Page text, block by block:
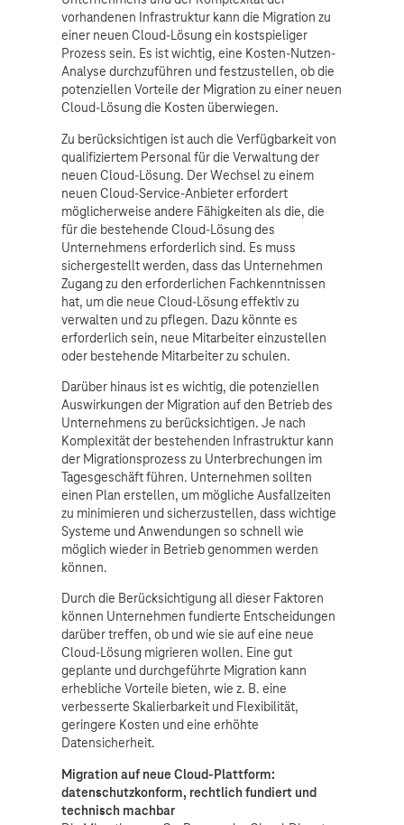
vorhandenen Infrastruktur kann die Migration zu
einer neuen Cloud-Lösung ein kostspieliger
Prozess sein. Es ist wichtig, eine Kosten-Nutzen-
Analyse durchzuführen und festzustellen, ob die
potenziellen Vorteile der Migration zu einer neuen
Cloud-Lösung die Kosten überwiegen.
Zu berücksichtigen ist auch die Verfügbarkeit von
qualifiziertem Personal für die Verwaltung der
neuen Cloud-Lösung. Der Wechsel zu einem
neuen Cloud-Service-Anbieter erfordert
möglicherweise andere Fähigkeiten als die, die
für die bestehende Cloud-Lösung des
Unternehmens erforderlich sind. Es muss
sichergestellt werden, dass das Unternehmen
Zugang zu den erforderlichen Fachkenntnissen
hat, um die neue Cloud-Lösung effektiv zu
verwalten und zu pflegen. Dazu könnte es
erforderlich sein, neue Mitarbeiter einzustellen
oder bestehende Mitarbeiter zu schulen.
Darüber hinaus ist es wichtig, die potenziellen
Auswirkungen der Migration auf den Betrieb des
Unternehmens zu berücksichtigen. Je nach
Komplexität der bestehenden Infrastruktur kann
der Migrationsprozess zu Unterbrechungen im
Tagesgeschäft führen. Unternehmen sollten
einen Plan erstellen, um mögliche Ausfallzeiten
zu minimieren und sicherzustellen, dass wichtige
Systeme und Anwendungen so schnell wie
möglich wieder in Betrieb genommen werden
können.
Durch die Berücksichtigung all dieser Faktoren
können Unternehmen fundierte Entscheidungen
darüber treffen, ob und wie sie auf eine neue
Cloud-Lösung migrieren wollen. Eine gut
geplante und durchgeführte Migration kann
erhebliche Vorteile bieten, wie z. B. eine
verbesserte Skalierbarkeit und Flexibilität,
geringere Kosten und eine erhöhte
Datensicherheit.
Migration auf neue Cloud-Plattform:
datenschutzkonform, rechtlich fundiert und
technisch machbar